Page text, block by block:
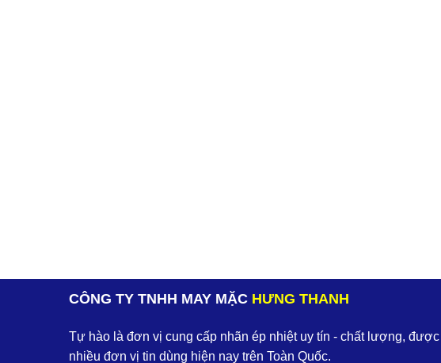
CÔNG TY TNHH MAY MẶC HƯNG THANH
Tự hào là đơn vị cung cấp nhãn ép nhiệt uy tín - chất lượng, được
nhiều đơn vị tin dùng hiện nay trên Toàn Quốc.